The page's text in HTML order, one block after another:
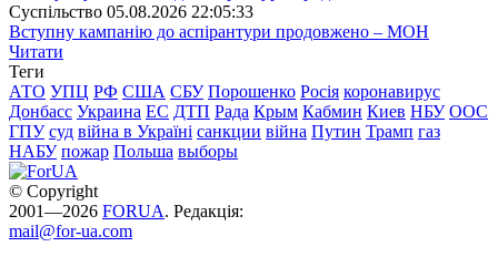
Суспiльство 05.08.2026 22:05:33
Вступну кампанію до аспірантури продовжено – МОН
Читати
Теги
АТО УПЦ РФ США СБУ Порошенко Росія коронавирус
Донбасс Украина ЕС ДТП Рада Крым Кабмин Киев НБУ ООС
ГПУ суд війна в Україні санкции війна Путин Трамп газ
НАБУ пожар Польша выборы
© Copyright
2001—2026 FORUA. Редакція:
mail@for-ua.com